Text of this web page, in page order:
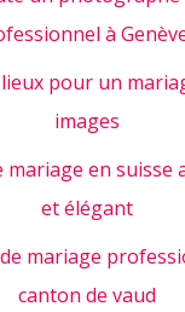
à
pour un
images
en suisse
et élégant
mariage
canton de vaud